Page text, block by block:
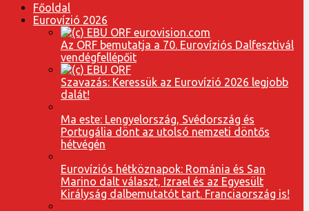
Főoldal
Eurovízió 2026
Az ORF bemutatja a 70. Eurovíziós Dalfesztivál
vendégfellépőit
Szavazás: Keressük az Eurovízió 2026 legjobb
dalát!
Ma este: Lengyelország, Svédország és
Portugália dönt az utolsó nemzeti döntős
hétvégén
Eurovíziós hétköznapok: Románia és San
Marino dalt választ, Izrael és az Egyesült
Királyság dalbemutatót tart. Franciaország is!